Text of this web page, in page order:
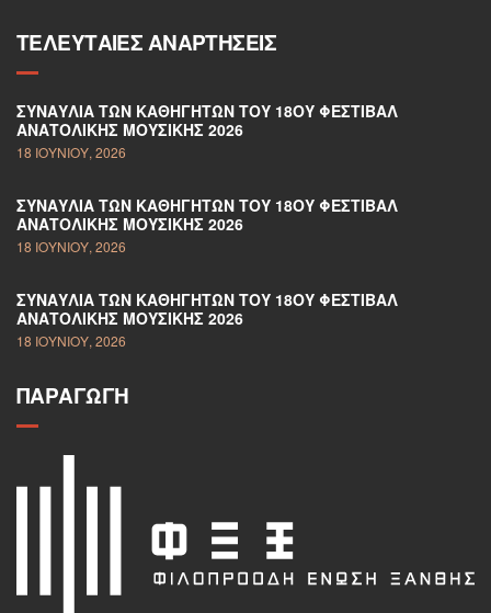
ΤΕΛΕΥΤΑΊΕΣ ΑΝΑΡΤΉΣΕΙΣ
ΣΥΝΑΥΛΊΑ ΤΩΝ ΚΑΘΗΓΗΤΏΝ ΤΟΥ 18ΟΥ ΦΕΣΤΙΒΆΛ
ΑΝΑΤΟΛΙΚΉΣ ΜΟΥΣΙΚΉΣ 2026
18 ΙΟΥΝΊΟΥ, 2026
ΣΥΝΑΥΛΊΑ ΤΩΝ ΚΑΘΗΓΗΤΏΝ ΤΟΥ 18ΟΥ ΦΕΣΤΙΒΆΛ
ΑΝΑΤΟΛΙΚΉΣ ΜΟΥΣΙΚΉΣ 2026
18 ΙΟΥΝΊΟΥ, 2026
ΣΥΝΑΥΛΊΑ ΤΩΝ ΚΑΘΗΓΗΤΏΝ ΤΟΥ 18ΟΥ ΦΕΣΤΙΒΆΛ
ΑΝΑΤΟΛΙΚΉΣ ΜΟΥΣΙΚΉΣ 2026
18 ΙΟΥΝΊΟΥ, 2026
ΠΑΡΑΓΩΓΉ